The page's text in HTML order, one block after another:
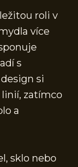
roli v
více
s
si
zatímco
a
sklo nebo